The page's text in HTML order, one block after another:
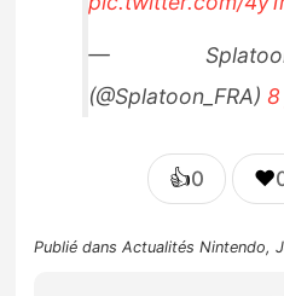
—
(@Splatoon_FRA)
👍0 ❤️
Publié dansActualités Nintendo,